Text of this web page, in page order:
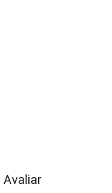
Avaliar